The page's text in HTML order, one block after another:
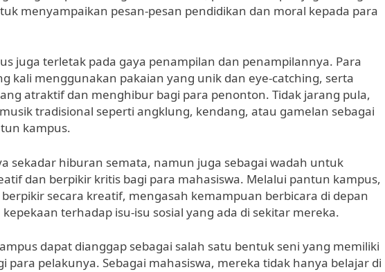
menyampaikan pesan-pesan pendidikan dan moral kepada para
juga terletak pada gaya penampilan dan penampilannya. Para
kali menggunakan pakaian yang unik dan eye-catching, serta
atraktif dan menghibur bagi para penonton. Tidak jarang pula,
tradisional seperti angklung, kendang, atau gamelan sebagai
kampus.
sekadar hiburan semata, namun juga sebagai wadah untuk
dan berpikir kritis bagi para mahasiswa. Melalui pantun kampus,
secara kreatif, mengasah kemampuan berbicara di depan
terhadap isu-isu sosial yang ada di sekitar mereka.
dapat dianggap sebagai salah satu bentuk seni yang memiliki
para pelakunya. Sebagai mahasiswa, mereka tidak hanya belajar di